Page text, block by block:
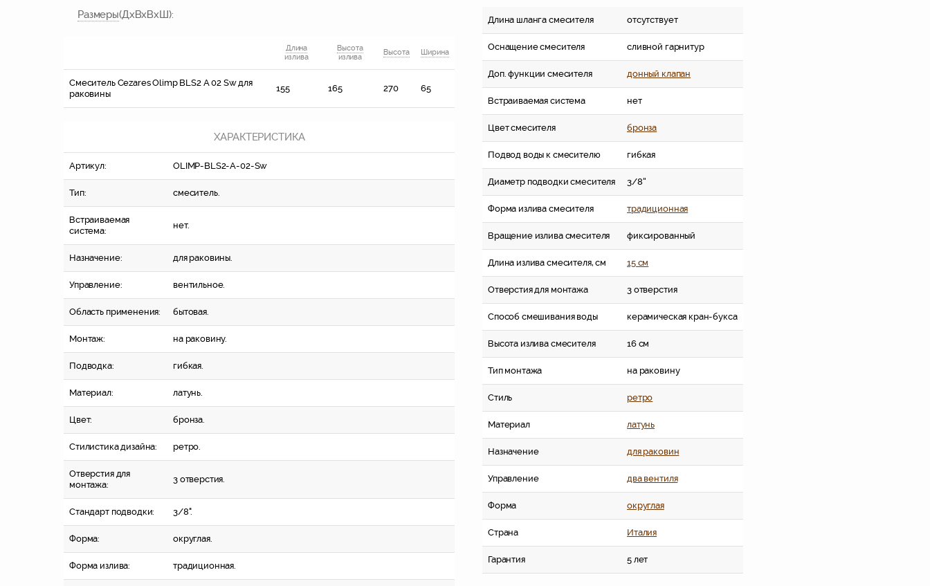
Размеры(ДхВхВхШ):
Длина
излива
Высота
излива
Высота Ширина
Смеситель Cezares Olimp BLS2 A 02 Sw для
раковины
155 165 270 65
ХАРАКТЕРИСТИКА
Артикул: OLIMP-BLS2-A-02-Sw
Тип: смеситель.
Встраиваемая
система:
нет.
Назначение: для раковины.
Управление: вентильное.
Область применения: бытовая.
Монтаж: на раковину.
Подводка: гибкая.
Материал: латунь.
Цвет: бронза.
Стилистика дизайна: ретро.
Отверстия для
монтажа:
3 отверстия.
Стандарт подводки: 3/8".
Форма: округлая.
Форма излива: традиционная.
Длина шланга смесителя отсутствует
Оснащение смесителя сливной гарнитур
Доп. функции смесителя донный клапан
Встраиваемая система нет
Цвет смесителя бронза
Подвод воды к смесителю гибкая
Диаметр подводки смесителя 3/8''
Форма излива смесителя традиционная
Вращение излива смесителя фиксированный
Длина излива смесителя, см 15 см
Отверстия для монтажа 3 отверстия
Способ смешивания воды керамическая кран-букса
Высота излива смесителя 16 см
Тип монтажа на раковину
Стиль ретро
Материал латунь
Назначение для раковин
Управление два вентиля
Форма округлая
Страна Италия
Гарантия 5 лет